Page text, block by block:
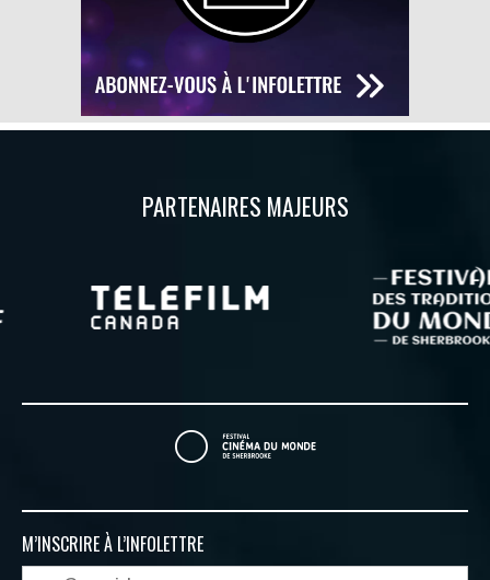
PARTENAIRES MAJEURS
M’INSCRIRE À L’INFOLETTRE